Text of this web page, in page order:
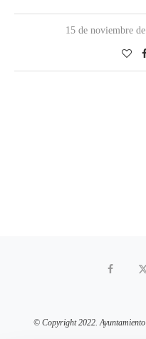
15 de noviembre
© Copyright 2022.